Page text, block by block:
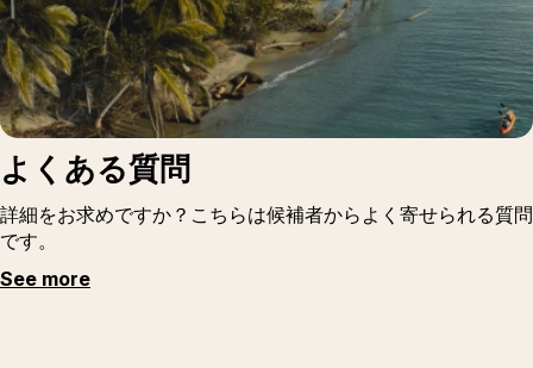
よくある質問
詳細をお求めですか？こちらは候補者からよく寄せられる質問
です。
See more